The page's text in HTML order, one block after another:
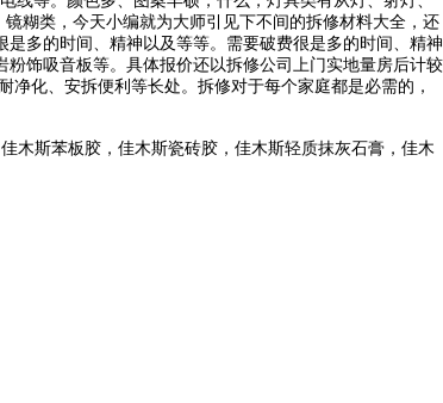
糊类，今天小编就为大师引见下不间的拆修材料大全，还
多的时间、精神以及等等。需要破费很是多的时间、精神
饰吸音板等。具体报价还以拆修公司上门实地量房后计较
化、安拆便利等长处。拆修对于每个家庭都是必需的，
木斯苯板胶，佳木斯瓷砖胶，佳木斯轻质抹灰石膏，佳木